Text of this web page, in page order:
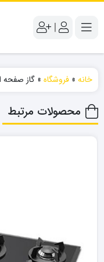
|
خانه » فروشگاه » گاز صفحه
محصولات مرتبط